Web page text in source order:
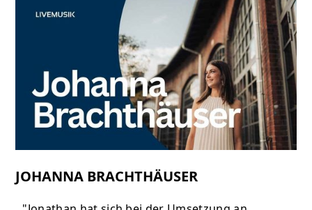
JOHANNA BRACHTHÄUSER